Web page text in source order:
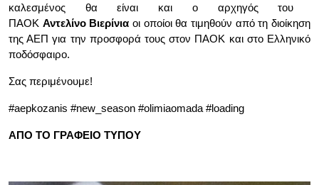
καλεσμένος θα είναι και ο αρχηγός του
ΠΑΟΚ Αντελίνο Βιερίνια οι οποίοι θα τιμηθούν από τη διοίκηση
της ΑΕΠ για την προσφορά τους στον ΠΑΟΚ και στο Ελληνικό
ποδόσφαιρο.
Σας περιμένουμε!
#aepkozanis #new_season #olimiaomada #loading
ΑΠΟ ΤΟ ΓΡΑΦΕΙΟ ΤΥΠΟΥ